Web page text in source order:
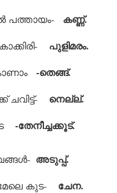
പത്തായം- കണ്ണ്.
പുളിമരം.
-തെങ്ങ്.
ചവിട്ട്- നെല്ല്.
-തേനീച്ചക്കൂട്.
അടുപ്പ്.
മേലെ കുട- ചേന.